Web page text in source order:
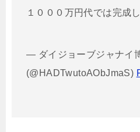
１０００万円代では完成
— ダイジョーブジャナイ
(@HADTwutoAObJmaS)